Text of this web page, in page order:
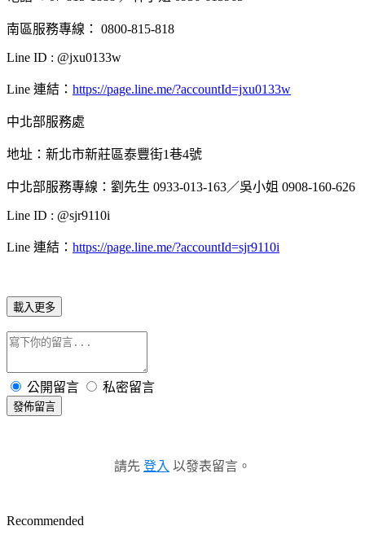
南區服務專線： 0800-815-818
Line ID : @jxu0133w
Line 連結： https://page.line.me/?accountId=jxu0133w
中北部服務處
地址：新北市新莊區泰豐街1巷4號
中北部服務專線：劉先生 0933-013-163／吳小姐 0908-160-626
Line ID : @sjr9110i
Line 連結： https://page.line.me/?accountId=sjr9110i
載入更多
公開留言 私密留言
發佈留言
請先 登入 以發表留言。
Recommended